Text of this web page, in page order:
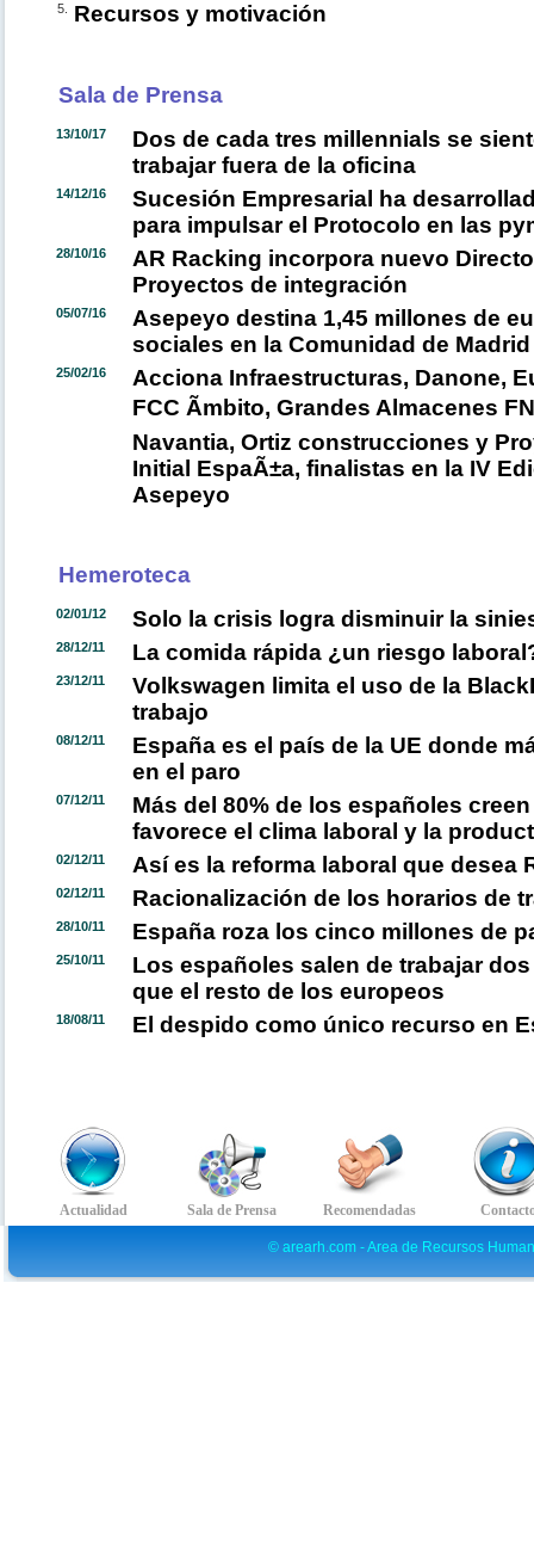
5. Recursos y motivación
Sala de Prensa
13/10/17
Dos de cada tres millennials se
trabajar fuera de la oficina
14/12/16
Sucesión Empresarial ha
para impulsar el Protocolo en las
28/10/16
AR Racking incorpora nuevo
Proyectos de integración
05/07/16
Asepeyo destina 1,45 millones de
sociales en la Comunidad de Madrid
25/02/16
Acciona Infraestructuras, Danone,
FCC Ãmbito, Grandes Almacenes
Navantia, Ortiz construcciones y
Initial EspaÃ±a, finalistas en la IV
Asepeyo
Hemeroteca
02/01/12 Solo la crisis logra disminuir la
28/12/11 La comida rápida ¿un riesgo
23/12/11
Volkswagen limita el uso de la
trabajo
08/12/11
España es el país de la UE donde
en el paro
07/12/11
Más del 80% de los españoles
favorece el clima laboral y la
02/12/11 Así es la reforma laboral que desea
02/12/11 Racionalización de los horarios de
28/10/11 España roza los cinco millones de
25/10/11
Los españoles salen de trabajar
que el resto de los europeos
18/08/11 El despido como único recurso en
© arearh.com - Area de Recursos